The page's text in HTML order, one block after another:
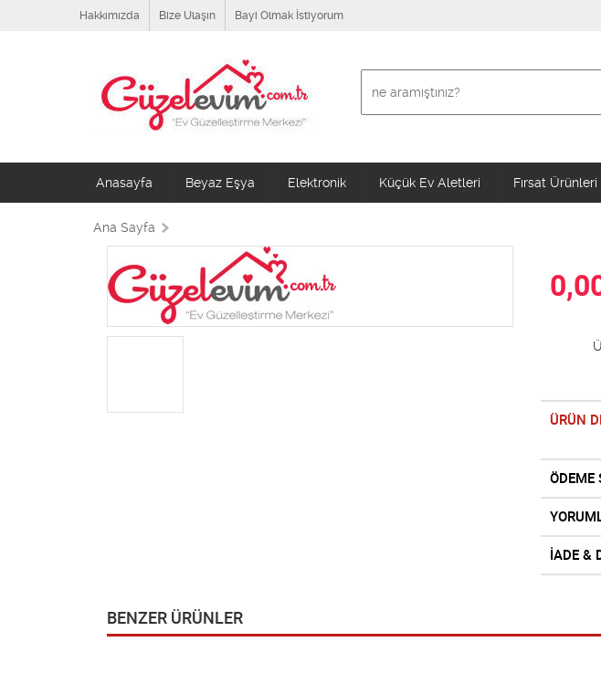
Hakkımızda Bize Ulaşın Bayi Olmak İstiyorum
Anasayfa Beyaz Eşya Elektronik Küçük Ev Aletleri Fırsat Ürünleri
Ana Sayfa
ÜRÜN
ÖDEME
İADE &
BENZER ÜRÜNLER